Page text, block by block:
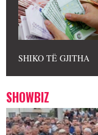
SHIKO TË GJITHA
SHOWBIZ